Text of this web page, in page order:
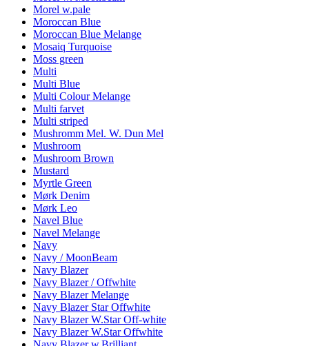
Morel w.pale
Moroccan Blue
Moroccan Blue Melange
Mosaiq Turquoise
Moss green
Multi
Multi Blue
Multi Colour Melange
Multi farvet
Multi striped
Mushromm Mel. W. Dun Mel
Mushroom
Mushroom Brown
Mustard
Myrtle Green
Mørk Denim
Mørk Leo
Navel Blue
Navel Melange
Navy
Navy / MoonBeam
Navy Blazer
Navy Blazer / Offwhite
Navy Blazer Melange
Navy Blazer Star Offwhite
Navy Blazer W.Star Off-white
Navy Blazer W.Star Offwhite